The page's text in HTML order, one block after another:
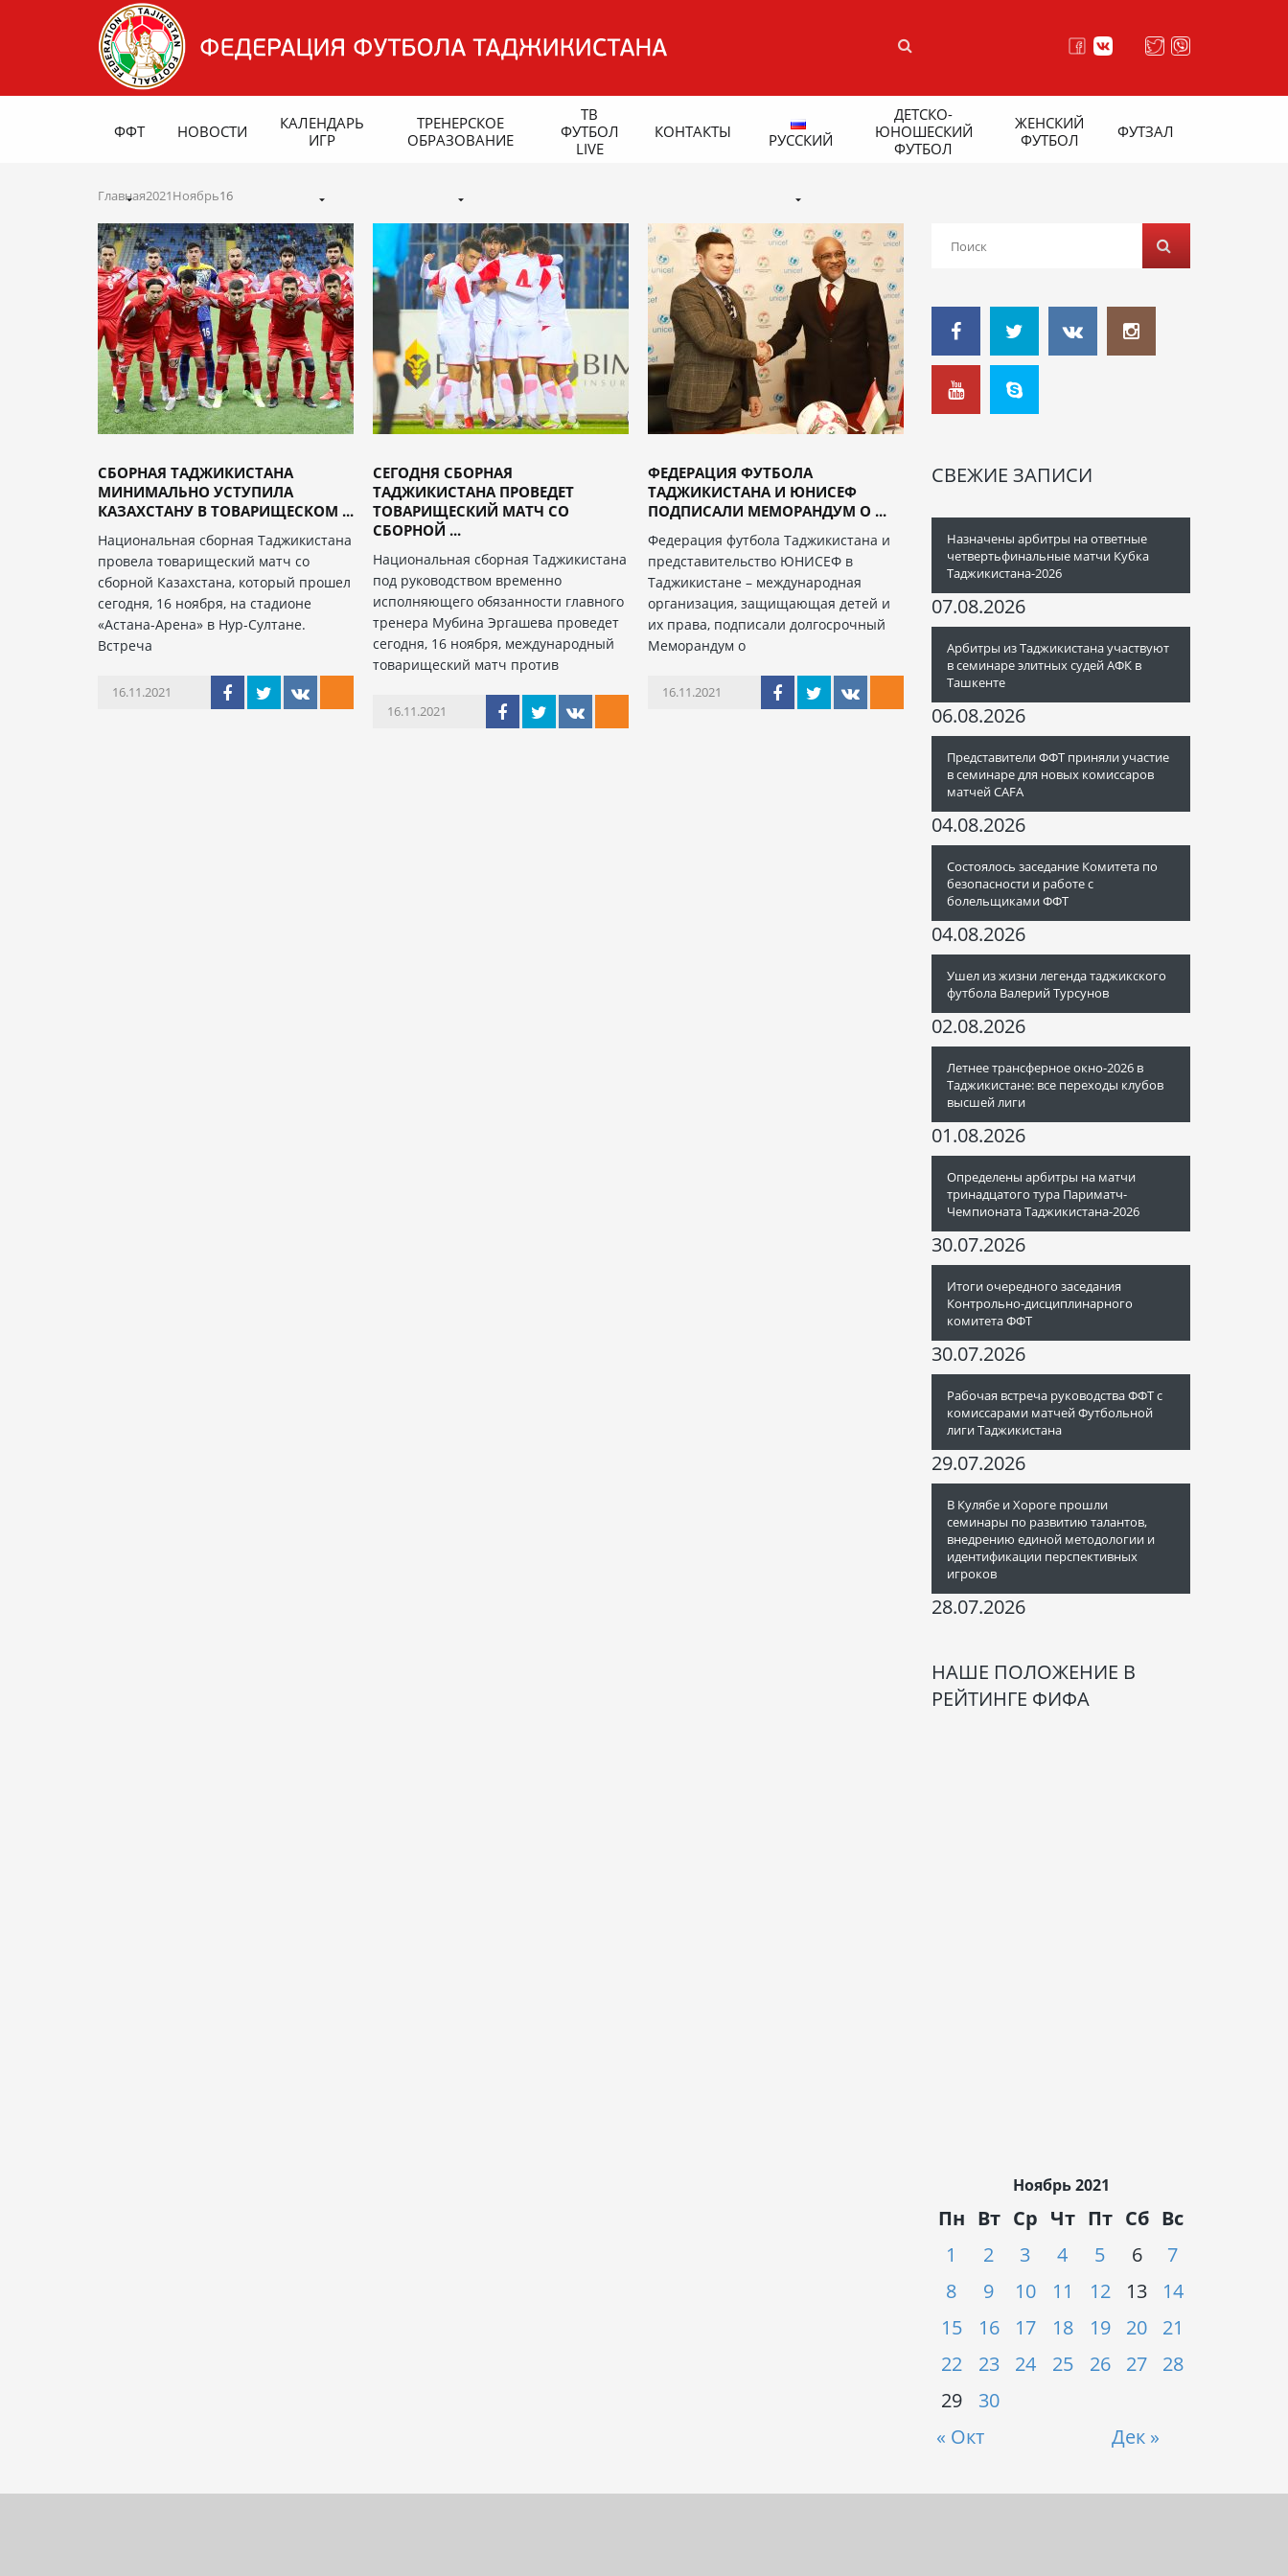
ФФТ НОВОСТИ
КАЛЕНДАРЬ
ИГР
ТРЕНЕРСКОЕ
ОБРАЗОВАНИЕ
ТВ
ФУТБОЛ
LIVE
КОНТАКТЫ РУССКИЙ
ДЕТСКО-
ЮНОШЕСКИЙ
ФУТБОЛ
ЖЕНСКИЙ
ФУТБОЛ
ФУТЗАЛ
Главная2021Ноябрь16
СБОРНАЯ ТАДЖИКИСТАНА
МИНИМАЛЬНО УСТУПИЛА
КАЗАХСТАНУ В ТОВАРИЩЕСКОМ ...
Национальная сборная Таджикистана
провела товарищеский матч со
сборной Казахстана, который прошел
сегодня, 16 ноября, на стадионе
«Астана-Арена» в Нур-Султане.
Встреча
16.11.2021
СЕГОДНЯ СБОРНАЯ
ТАДЖИКИСТАНА ПРОВЕДЕТ
ТОВАРИЩЕСКИЙ МАТЧ СО
СБОРНОЙ ...
Национальная сборная Таджикистана
под руководством временно
исполняющего обязанности главного
тренера Мубина Эргашева проведет
сегодня, 16 ноября, международный
товарищеский матч против
16.11.2021
ФЕДЕРАЦИЯ ФУТБОЛА
ТАДЖИКИСТАНА И ЮНИСЕФ
ПОДПИСАЛИ МЕМОРАНДУМ О ...
Федерация футбола Таджикистана и
представительство ЮНИСЕФ в
Таджикистане – международная
организация, защищающая детей и
их права, подписали долгосрочный
Меморандум о
16.11.2021
СВЕЖИЕ ЗАПИСИ
Назначены арбитры на ответные
четвертьфинальные матчи Кубка
Таджикистана-2026
07.08.2026
Арбитры из Таджикистана участвуют
в семинаре элитных судей АФК в
Ташкенте
06.08.2026
Представители ФФТ приняли участие
в семинаре для новых комиссаров
матчей CAFA
04.08.2026
Состоялось заседание Комитета по
безопасности и работе с
болельщиками ФФТ
04.08.2026
Ушел из жизни легенда таджикского
футбола Валерий Турсунов
02.08.2026
Летнее трансферное окно-2026 в
Таджикистане: все переходы клубов
высшей лиги
01.08.2026
Определены арбитры на матчи
тринадцатого тура Париматч-
Чемпионата Таджикистана-2026
30.07.2026
Итоги очередного заседания
Контрольно-дисциплинарного
комитета ФФТ
30.07.2026
Рабочая встреча руководства ФФТ с
комиссарами матчей Футбольной
лиги Таджикистана
29.07.2026
В Кулябе и Хороге прошли
семинары по развитию талантов,
внедрению единой методологии и
идентификации перспективных
игроков
28.07.2026
НАШЕ ПОЛОЖЕНИЕ В
РЕЙТИНГЕ ФИФА
Ноябрь 2021
Пн Вт Ср Чт Пт Сб Вс
« Окт Дек »
1 2 3 4 5 6
7
8
9 10 11 12 13
14
15
16 17 18 19 20
21
22
23 24 25 26 27
28
29
30